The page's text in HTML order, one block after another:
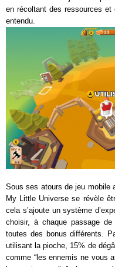
en récoltant des ressources
entendu.
Sous ses atours de jeu mobile
My Little Universe se révèle
cela s’ajoute un système
choisir, à chaque passage
toutes des bonus différents.
utilisant la pioche, 15% de
comme “les ennemis ne vous